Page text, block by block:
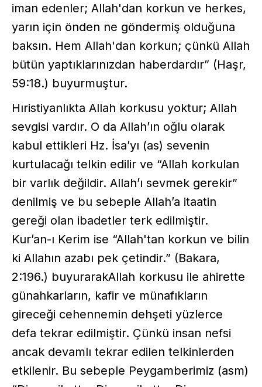
iman edenler; Allah'dan korkun ve herkes,
yarın için önden ne göndermiş olduğuna
baksın. Hem Allah'dan korkun; çünkü Allah
bütün yaptıklarınızdan haberdardır” (Haşr,
59:18.) buyurmuştur.
Hıristiyanlıkta Allah korkusu yoktur; Allah
sevgisi vardır. O da Allah’ın oğlu olarak
kabul ettikleri Hz. İsa’yı (as) sevenin
kurtulacağı telkin edilir ve “Allah korkulan
bir varlık değildir. Allah’ı sevmek gerekir”
denilmiş ve bu sebeple Allah’a itaatin
gereği olan ibadetler terk edilmiştir.
Kur’an-ı Kerim ise “Allah'tan korkun ve bilin
ki Allahın azabı pek çetindir.” (Bakara,
2:196.) buyurarakAllah korkusu ile ahirette
günahkarların, kafir ve münafıkların
gireceği cehennemin dehşeti yüzlerce
defa tekrar edilmiştir. Çünkü insan nefsi
ancak devamlı tekrar edilen telkinlerden
etkilenir. Bu sebeple Peygamberimiz (asm)